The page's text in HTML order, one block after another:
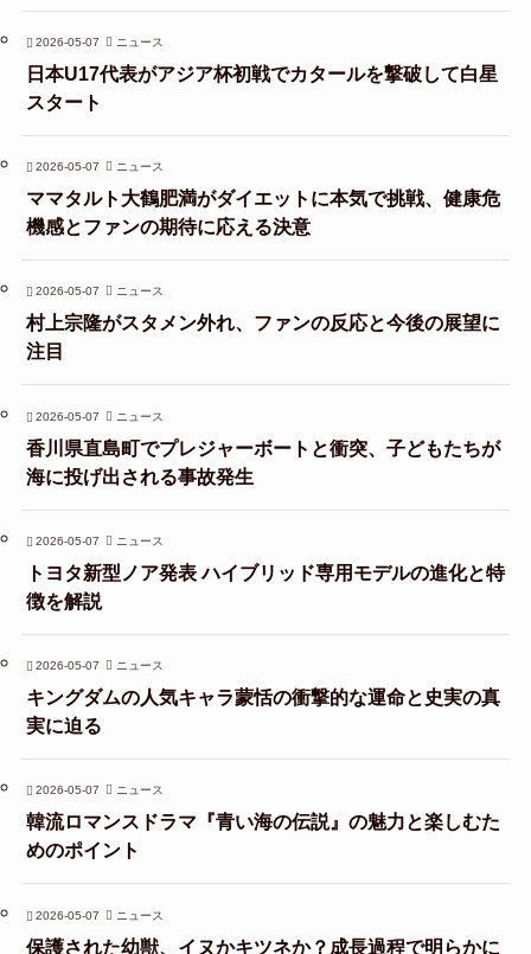
2026-05-07 ニュース
日本U17代表がアジア杯初戦でカタールを撃破して白星
スタート
2026-05-07 ニュース
ママタルト大鶴肥満がダイエットに本気で挑戦、健康危
機感とファンの期待に応える決意
2026-05-07 ニュース
村上宗隆がスタメン外れ、ファンの反応と今後の展望に
注目
2026-05-07 ニュース
香川県直島町でプレジャーボートと衝突、子どもたちが
海に投げ出される事故発生
2026-05-07 ニュース
トヨタ新型ノア発表 ハイブリッド専用モデルの進化と特
徴を解説
2026-05-07 ニュース
キングダムの人気キャラ蒙恬の衝撃的な運命と史実の真
実に迫る
2026-05-07 ニュース
韓流ロマンスドラマ『青い海の伝説』の魅力と楽しむた
めのポイント
2026-05-07 ニュース
保護された幼獣、イヌかキツネか？成長過程で明らかに